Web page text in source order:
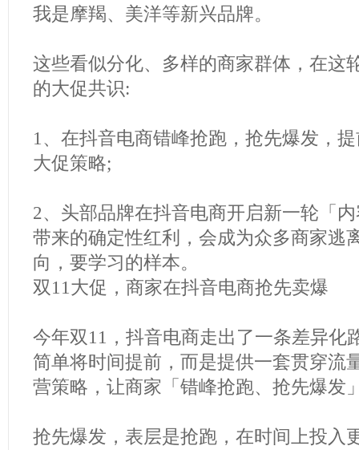
我是摩羯、美洋等新兴品牌。
这些看似分化、多样的商家群体，在这
的大促共识:
1、在抖音电商错峰抢跑，抢先爆发，
大促策略;
2、头部品牌在抖音电商开启新一轮「
带来的确定性红利，会成为众多商家逃
向，要学习的样本。
双11大促，商家在抖音电商抢先卖爆
今年双11，抖音电商走出了一条差异化
简单将时间提前，而是提供一套贯穿流
营策略，让商家「错峰抢跑、抢先爆发
抢先爆发，表层是抢跑，在时间上投入